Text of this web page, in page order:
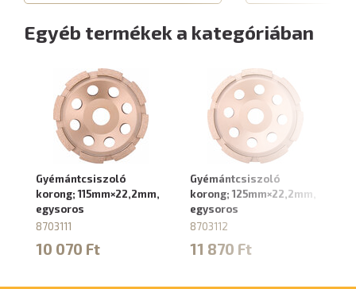
Egyéb termékek a kategóriában
Gyémántcsiszoló
korong; 115mm×22,2mm,
egysoros
8703111
10 070 Ft
Gyémántcsiszoló
korong; 125mm×22,2mm,
egysoros
8703112
11 870 Ft